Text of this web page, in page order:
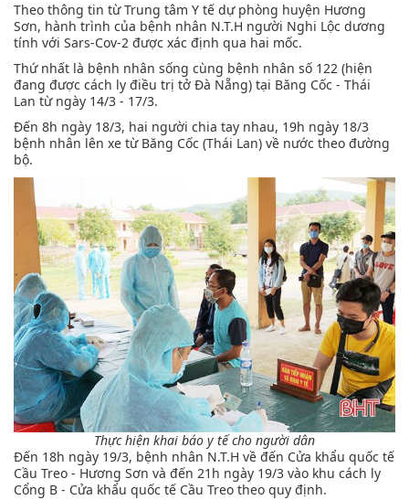
Theo thông tin từ Trung tâm Y tế dự phòng huyện Hương
Sơn, hành trình của bệnh nhân N.T.H người Nghi Lộc dương
tính với Sars-Cov-2 được xác định qua hai mốc.
Thứ nhất là bệnh nhân sống cùng bệnh nhân số 122 (hiện
đang được cách ly điều trị tở Đà Nẵng) tại Băng Cốc - Thái
Lan từ ngày 14/3 - 17/3.
Đến 8h ngày 18/3, hai người chia tay nhau, 19h ngày 18/3
bệnh nhân lên xe từ Băng Cốc (Thái Lan) về nước theo đường
bộ.
Thực hiện khai báo y tế cho người dân
Đến 18h ngày 19/3, bệnh nhân N.T.H về đến Cửa khẩu quốc tế
Cầu Treo - Hương Sơn và đến 21h ngày 19/3 vào khu cách ly
Cổng B - Cửa khẩu quốc tế Cầu Treo theo quy định.